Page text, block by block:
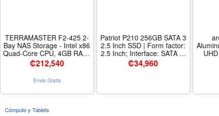
TERRAMASTER F2-425 2-
Bay NAS Storage - Intel x86
Quad-Core CPU, 4GB RAM,
2.5GbE LAN, Network
Attached Storage
Multimedia Server for Home
Users (Diskless) - Tamaño
2Bay, F2-425
₡212,540
Envio Gratis
Patriot P210 256GB SATA 3
2.5 Inch SSD | Form factor:
2.5 Inch; Interface: SATA 3.
- Capacidad 256gb
₡34,960
Cómputo y Tablets